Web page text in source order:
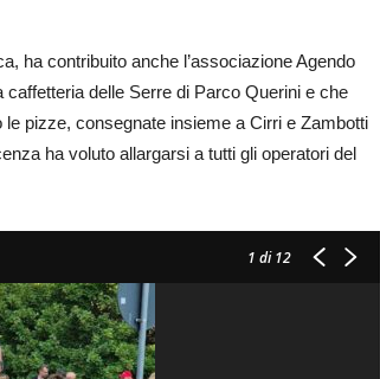
ha contribuito anche l’associazione Agendo
delle Serre di Parco Querini e che
le pizze, consegnate insieme a Cirri e Zambotti
ha voluto allargarsi a tutti gli operatori del
1 di 12